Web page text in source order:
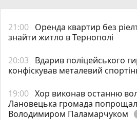
21:00 Оренда квартир без
знайти житло в Тернополі
20:03
Вдарив поліцейського
конфіскував металевий
19:00 Хор виконав останню
Лановецька громада
Володимиром Паламарчуком